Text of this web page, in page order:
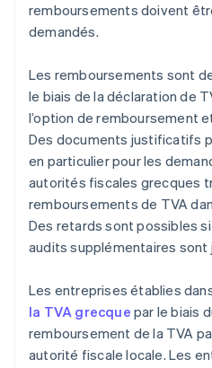
remboursements doivent
demandés.
Les remboursements sont
le biais de la déclaration de
l’option de remboursement
Des documents justificatifs
en particulier pour les
autorités fiscales grecques
remboursements de TVA
Des retards sont possibles
audits supplémentaires sont
Les entreprises établies
la TVA grecque par le biais
remboursement de la TVA
autorité fiscale locale. Les